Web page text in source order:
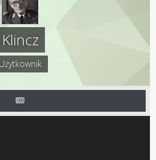
Klincz
Użytkownik